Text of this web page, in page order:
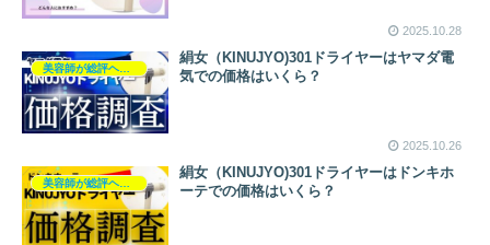
2025.10.28
絹女（KINUJYO)301ドライヤーはヤマダ電
気での価格はいくら？
2025.10.26
絹女（KINUJYO)301ドライヤーはドンキホ
ーテでの価格はいくら？